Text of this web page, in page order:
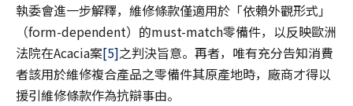
執委會進一步解釋，維修條款僅適用於「依賴外觀形式」
（form-dependent）的must-match零備件，以反映歐洲
法院在Acacia案[5]之判決旨意。再者，唯有充分告知消費
者該用於維修複合產品之零備件其原產地時，廠商才得以
援引維修條款作為抗辯事由。